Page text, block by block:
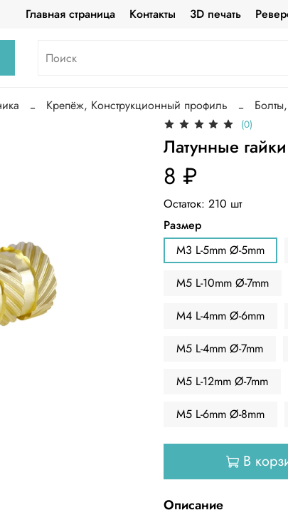
Главная страница Контакты 3D печать
Крепёж, Конструкционный профиль
(0)
Латунные
8 ₽
Остаток: 210 шт
Размер
M3 L-5mm Ø-5mm
M5 L-10mm Ø-7mm
M4 L-4mm Ø-6mm
M5 L-4mm Ø-7mm
M5 L-12mm Ø-7mm
M5 L-6mm Ø-8mm
В
Описание